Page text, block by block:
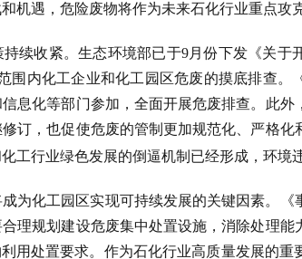
机遇，危险废物将作为未来石化行业重点攻
续收紧。生态环境部已于9月份下发《关于
围内化工企业和化工园区危废的摸底排查。
息化等部门参加，全面开展危废排查。此
订，也促使危废的管制更加规范化、严格
工行业绿色发展的倒逼机制已经形成，环境
为化工园区实现可持续发展的关键因素。
理规划建设危废集中处置设施，消除处理
用处置要求。作为石化行业高质量发展的重